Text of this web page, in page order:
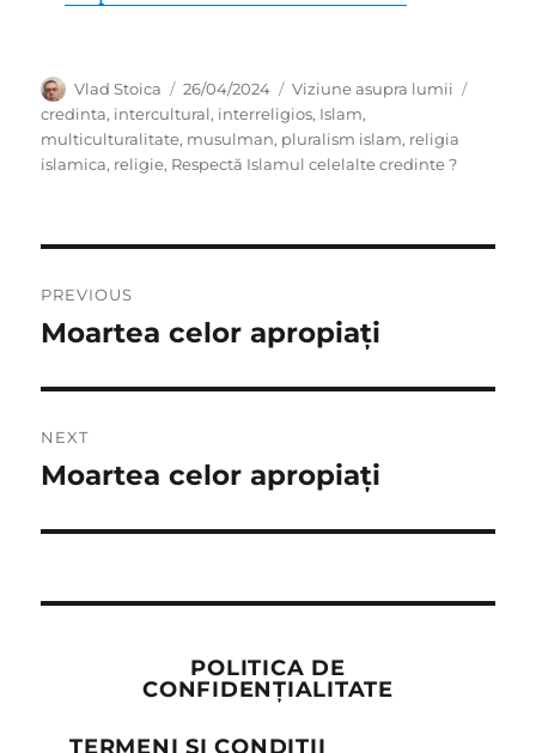
Author
Vlad Stoica
Posted
on
26/04/2024 Categories
Viziune asupra lumii
credinta, intercultural, interreligios, Islam,
multiculturalitate, musulman, pluralism islam, religia
islamica, religie, Respectă Islamul celelalte credinte ?
navigation
PREVIOUS
Previous
Moartea celor apropiați
NEXT
Next
Moartea celor apropiați
POLITICA DE
CONFIDENȚIALITATE
TERMENI ȘI CONDIȚII